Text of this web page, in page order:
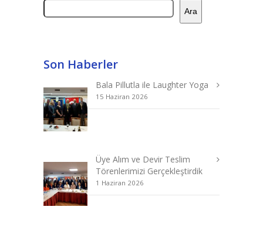
Ara
Son Haberler
Bala Pillutla ile Laughter Yoga
15 Haziran 2026
Üye Alım ve Devir Teslim
Törenlerimizi Gerçekleştirdik
1 Haziran 2026